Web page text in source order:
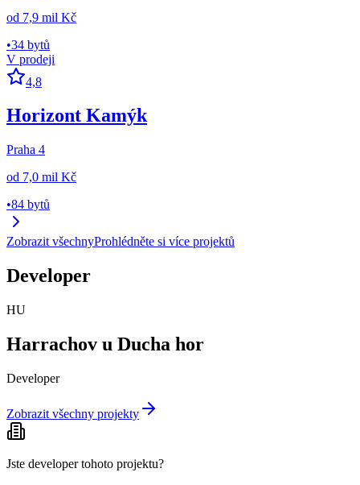
od 7,9 mil Kč
•34 bytů
V prodeji
4,8
Horizont Kamýk
Praha 4
od 7,0 mil Kč
•84 bytů
Zobrazit všechnyProhlédněte si více projektů
Developer
HU
Harrachov u Ducha hor
Developer
Zobrazit všechny projekty
Jste developer tohoto projektu?